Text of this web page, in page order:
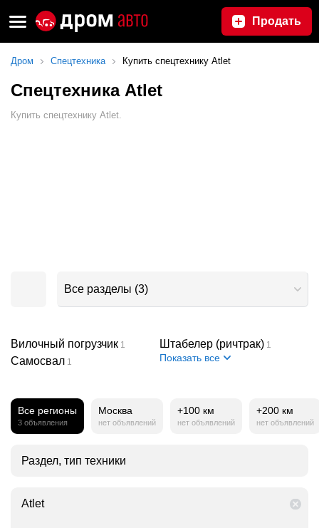
Продать
Дром Спецтехника Купить спецтехнику Atlet
Спецтехника Atlet
Купить спецтехнику Atlet.
Все разделы (3)
Вилочный погрузчик 1
Самосвал 1
Штабелер (ричтрак) 1
Показать все
Все регионы
3 объявления
Москва
нет объявлений
+100 км
нет объявлений
+200 км
нет объявлений
Раздел, тип техники
Atlet